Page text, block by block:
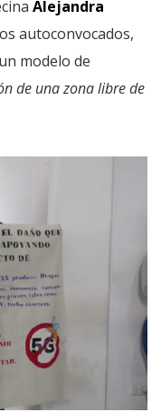
Alejandra
autoconvocados,
modelo de
de una zona libre de